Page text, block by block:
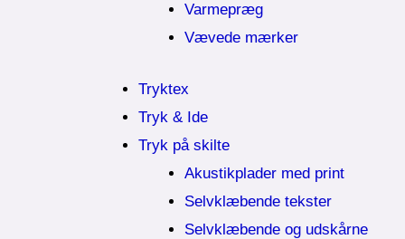
Varmepræg
Vævede mærker
Tryktex
Tryk & Ide
Tryk på skilte
Akustikplader med print
Selvklæbende tekster
Selvklæbende og udskårne